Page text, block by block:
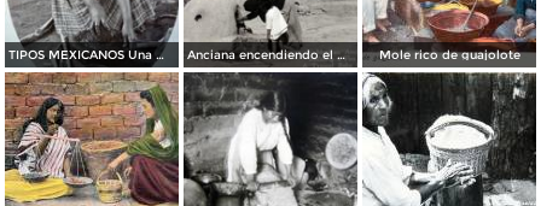
TIPOS MEXICANOS Una Moledora de Chiles Anciana encendiendo el Horno Mole rico de guajolote